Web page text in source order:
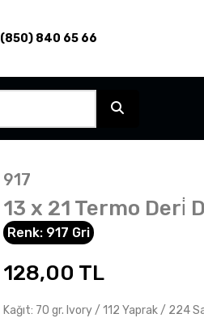
(850) 840 65 66
917
13 x 21 Termo Deri̇
Renk: 917 Gri
128,00 TL
Kağıt: 70 gr. Ivory / 112 Yaprak / 224